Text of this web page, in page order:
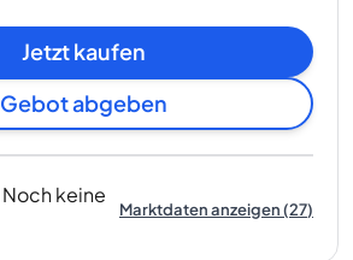
Jetzt kaufen
Gebot abgeben
Noch keine
Marktdaten anzeigen(27)